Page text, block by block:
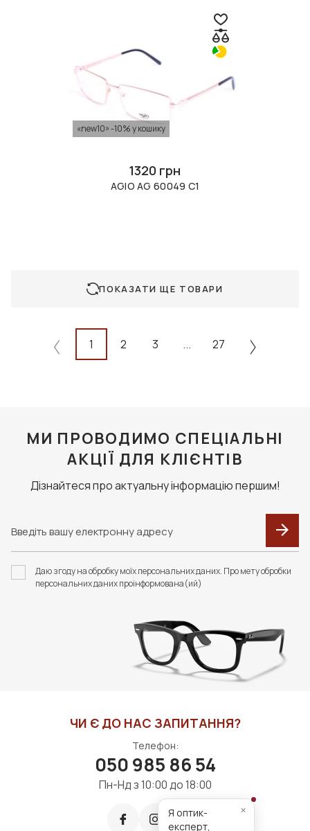
«new10» -10% у кошику
1320 грн
AGIO AG 60049 C1
ПОКАЗАТИ ЩЕ ТОВАРИ
1 2 3 ... 27
МИ ПРОВОДИМО СПЕЦІАЛЬНІ
АКЦІЇ ДЛЯ КЛІЄНТІВ
Дізнайтеся про актуальну інформацію першим!
Даю згоду на обробку моїх персональних даних. Про мету обробки
персональних даних проінформована(ий)
ЧИ Є ДО НАС ЗАПИТАННЯ?
Телефон:
050 985 86 54
Пн-Нд з 10:00 до 18:00
Я оптик-
експерт,
×